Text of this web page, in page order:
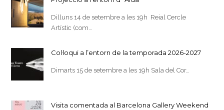
Dilluns 14 de setembre a les 19h Reial Cercle
Artístic (com…
Col·loqui a l’entorn de la temporada 2026-2027
Dimarts 15 de setembre a les 19h Sala del Cor…
Visita comentada al Barcelona Gallery Weekend